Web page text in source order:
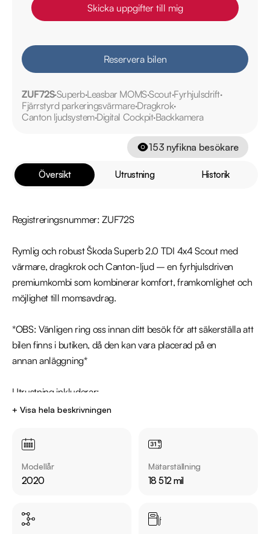
Skicka uppgifter till mig
Reservera bilen
ZUF72SSuperbLeasbar MOMSScoutFyrhjulsdrift
Fjärrstyrd parkeringsvärmareDragkrok
Canton ljudsystemDigital CockpitBackkamera
153 nyfikna besökare
Översikt Utrustning Historik
Registreringsnummer: ZUF72S
Rymlig och robust Škoda Superb 2.0 TDI 4x4 Scout med
värmare, dragkrok och Canton-ljud – en fyrhjulsdriven
premiumkombi som kombinerar komfort, framkomlighet och
möjlighet till momsavdrag.
*OBS: Vänligen ring oss innan ditt besök för att säkerställa att
bilen finns i butiken, då den kan vara placerad på en
annan anläggning*
Utrustning inkluderar:
  - Leasbar MOMS
+ Visa hela beskrivningen
Modellår
2020
Mätarställning
18 512 mil